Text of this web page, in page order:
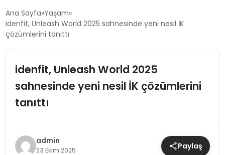
SIYASET
EKONOMI
TEKNOLOJI
Ana Sayfa Yaşam
idenfit, Unleash World 2025 sahnesinde yeni nesil İK
çözümlerini tanıttı
idenfit, Unleash World 2025
sahnesinde yeni nesil İK çözümlerini
tanıttı
admin
23 Ekim 2025 Paylaş